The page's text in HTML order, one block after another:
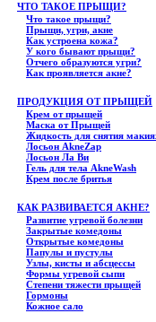
ЧТО ТАКОЕ ПРЫЩИ?
Что такое прыщи?
Прыщи, угри, акне
Как устроена кожа?
У кого бывают прыщи?
Отчего образуются угри?
Как проявляется акне?
ПРОДУКЦИЯ ОТ ПРЫЩЕЙ
Крем от прыщей
Маска от Прыщей
Жидкость для снятия
Лосьон AkneZap
Лосьон Ла Ви
Гель для тела АkneWash
Крем после бритья
КАК РАЗВИВАЕТСЯ АКНЕ?
Развитие угревой болезни
Закрытые комедоны
Открытые комедоны
Папулы и пустулы
Узлы, кисты и абсцессы
Формы угревой сыпи
Степени тяжести прыщей
Гормоны
Кожное сало